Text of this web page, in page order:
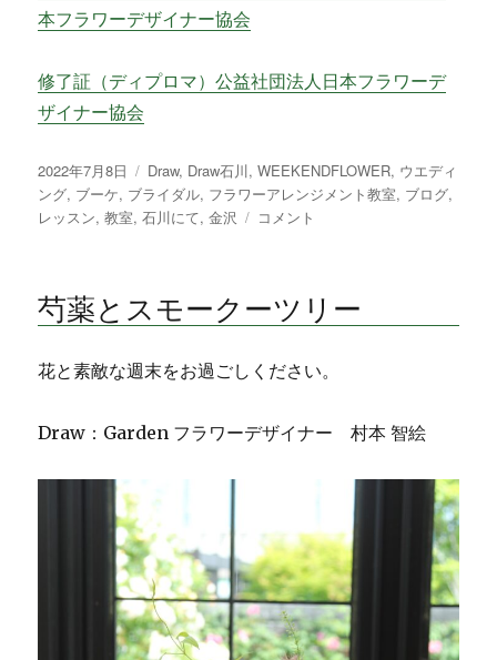
本フラワーデザイナー協会
修了証（ディプロマ）公益社団法人日本フラワーデ
ザイナー協会
投
稿
日:
2022年7月8日
カ
テ
ゴ
Draw, Draw石川,WEEKENDFLOWER, ウエディ
ング, ブーケ, ブライダル, フラワーアレンジメント教室, ブログ,
レッスン,教室,石川にて,金沢
リ
ム
コメント
芍薬とスモークーツリー
花と素敵な週末をお過ごしください。
Draw：Garden フラワーデザイナー 村本 智絵